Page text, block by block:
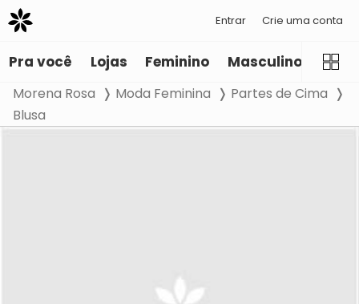
Entrar Crie uma conta
Pra você Lojas Feminino Masculino
Morena Rosa Moda Feminina
Partes de Cima
Blusa